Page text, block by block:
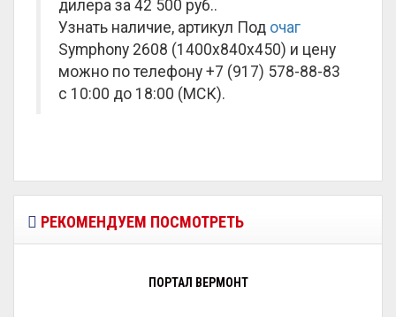
дилера за 42 500 руб..
Узнать наличие, артикул Под очаг
Symphony 2608 (1400x840x450) и цену
можно по телефону +7 (917) 578-88-83
с 10:00 до 18:00 (МСК).
РЕКОМЕНДУЕМ ПОСМОТРЕТЬ
ПОРТАЛ ВЕРМОНТ